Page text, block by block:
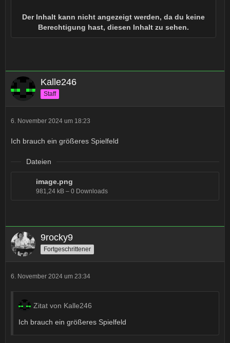
Der Inhalt kann nicht angezeigt werden, da du keine
Berechtigung hast, diesen Inhalt zu sehen.
Kalle246
Staff
6. November 2024 um 18:23
Ich brauch ein größeres Spielfeld
Dateien
image.png
981,24 kB – 0 Downloads
9rocky9
Fortgeschrittener
6. November 2024 um 23:34
Zitat von Kalle246
Ich brauch ein größeres Spielfeld